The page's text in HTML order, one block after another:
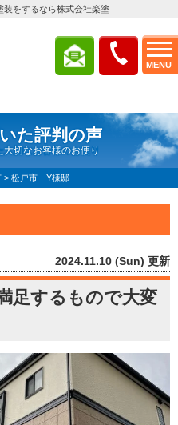
MENU
装をするなら株式会社楽塗
た評判の声
切なお客様のお便り
> 松戸市 Y様邸
2024.11.10 (Sun) 更新
足するもので大変